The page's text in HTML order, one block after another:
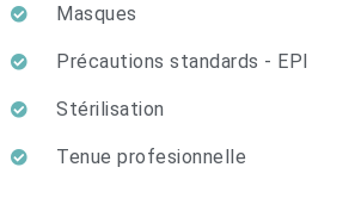
Masques
Précautions standards - EPI
Stérilisation
Tenue profesionnelle